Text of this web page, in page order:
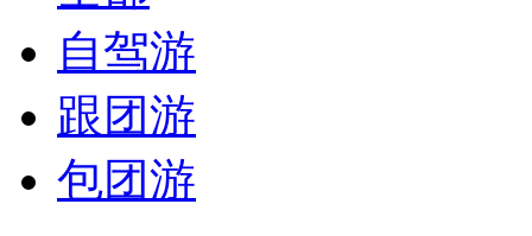
自驾游
跟团游
包团游